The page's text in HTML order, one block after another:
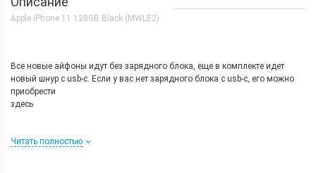
Apple iPhone 11 128GB Black (MWLE2)
Все новые айфоны идут без зарядного блока, еще в комплекте идет
новый шнур с usb-c. Если у вас нет зарядного блока с usb-c, его можно
приобрести
здесь
Причины купитьApple iPhone 11
Читать полностью